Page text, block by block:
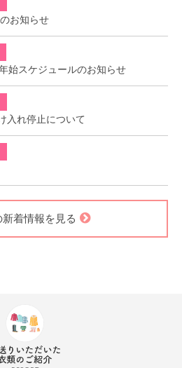
お知らせ
始スケジュールのお知らせ
入れ停止について
着情報を見る